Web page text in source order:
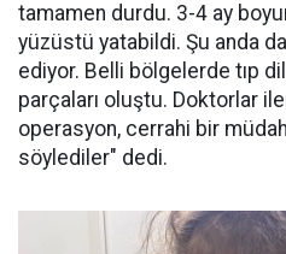
tamamen durdu. 3-4 ay
yüzüstü yatabildi. Şu anda
ediyor. Belli bölgelerde tıp
parçaları oluştu. Doktorlar
operasyon, cerrahi bir
söylediler" dedi.